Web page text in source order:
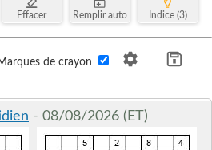
Effacer Remplir auto Indice (3)
de crayon
- 08/08/2026 (ET)